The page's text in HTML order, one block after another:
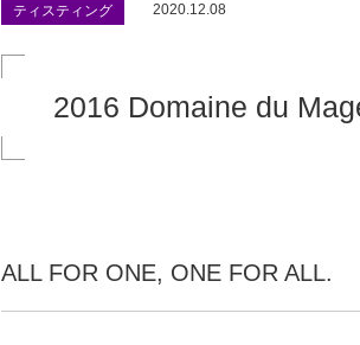
ティスティング 2020.12.08
2016 Domaine du
ALL FOR ONE, ONE FOR ALL.